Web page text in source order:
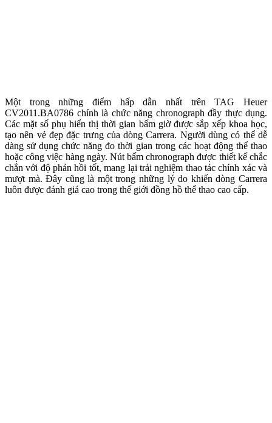
Một trong những điểm hấp dẫn nhất trên TAG Heuer
CV2011.BA0786 chính là chức năng chronograph đầy thực dụng.
Các mặt số phụ hiển thị thời gian bấm giờ được sắp xếp khoa học,
tạo nên vẻ đẹp đặc trưng của dòng Carrera. Người dùng có thể dễ
dàng sử dụng chức năng đo thời gian trong các hoạt động thể thao
hoặc công việc hàng ngày. Nút bấm chronograph được thiết kế chắc
chắn với độ phản hồi tốt, mang lại trải nghiệm thao tác chính xác và
mượt mà. Đây cũng là một trong những lý do khiến dòng Carrera
luôn được đánh giá cao trong thế giới đồng hồ thể thao cao cấp.